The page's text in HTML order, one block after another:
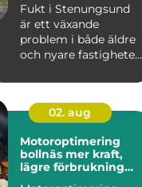
Fukt i Stenungsund
är ett växande
problem i både äldre
och nyare fastigheter,
02. aug
Motoroptimering
bollnäs mer kraft,
lägre förbrukning